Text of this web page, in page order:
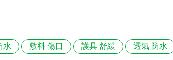
水 敷料 傷口 護具 舒緩 透氣 防水